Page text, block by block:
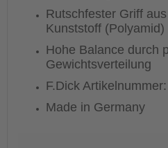
Rutschfester Griff
Kunststoff (Polyamid)
Hohe Balance durch
Gewichtsverteilung
F.Dick
Made in Germany